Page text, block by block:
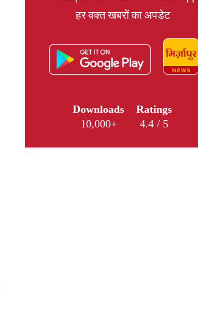
हर वक्त खबरों का अपडेट
Downloads
10,000+
Ratings
4.4 / 5